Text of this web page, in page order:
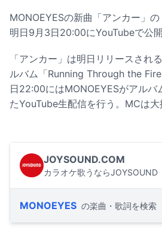
MONOEYESの新曲「アンカー」
明日9月3日20:00にYouTubeで公開
「アンカー」は明日リリースされ
ルバム「Running Through the
日22:00にはMONOEYESがアルバ
たYouTube生配信を行う。MCは大
JOYSOUND.COM
カラオケ歌うならJOYSOUND
MONOEYES の楽曲・歌詞を検索